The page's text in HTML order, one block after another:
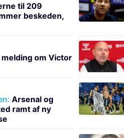
til 209
beskeden,
melding om Victor
Arsenal og
ramt af ny